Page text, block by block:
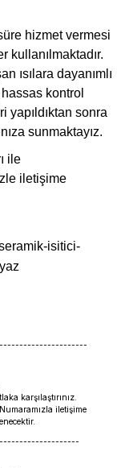
hizmet vermesi
kullanılmaktadır.
ısılara dayanımlı
kontrol
yapıldıktan sonra
sunmaktayız.
ile
iletişime
isitici-
karşılaştırınız.
iletişime